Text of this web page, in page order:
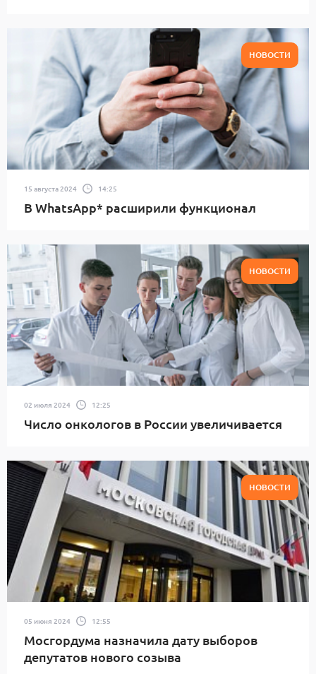
НОВОСТИ
15 августа 2024 14:25
В WhatsApp* расширили функционал
НОВОСТИ
02 июля 2024 12:25
Число онкологов в России увеличивается
НОВОСТИ
05 июня 2024 12:55
Мосгордума назначила дату выборов
депутатов нового созыва